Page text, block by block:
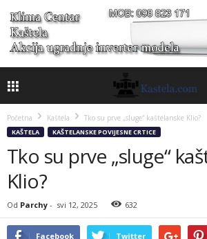
Početna Kaštela Tko su prve „sluge“ kaštelanske Klio?
KAŠTELA KAŠTELANSKE POVIJESNE CRTICE
Tko su prve „sluge“
Klio?
Od Parchy - svi 12, 2025 632
Facebook Twitter